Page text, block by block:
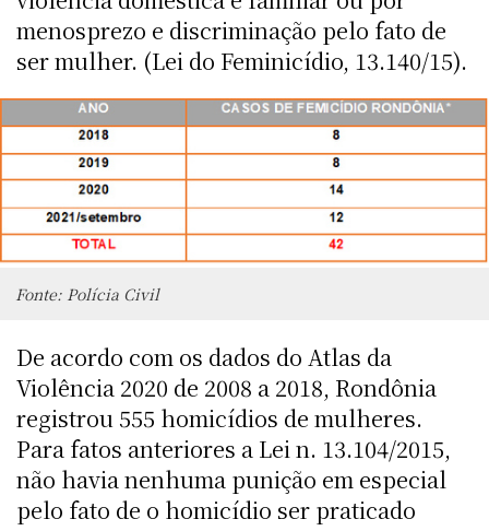
menosprezo e discriminação pelo fato de
ser mulher. (Lei do Feminicídio, 13.140/15).
Fonte: Polícia Civil
De acordo com os dados do Atlas da
Violência 2020 de 2008 a 2018, Rondônia
registrou 555 homicídios de mulheres.
Para fatos anteriores a Lei n. 13.104/2015,
não havia nenhuma punição em especial
pelo fato de o homicídio ser praticado